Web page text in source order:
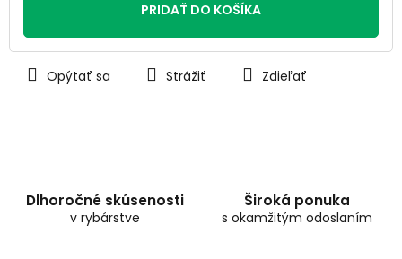
PRIDAŤ DO KOŠÍKA
Opýtať sa Strážiť Zdieľať
Dlhoročné skúsenosti
v rybárstve
Široká ponuka
s okamžitým odoslaním